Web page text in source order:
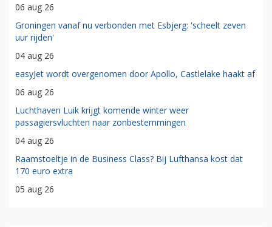
06 aug 26
Groningen vanaf nu verbonden met Esbjerg: 'scheelt zeven
uur rijden'
04 aug 26
easyJet wordt overgenomen door Apollo, Castlelake haakt af
06 aug 26
Luchthaven Luik krijgt komende winter weer
passagiersvluchten naar zonbestemmingen
04 aug 26
Raamstoeltje in de Business Class? Bij Lufthansa kost dat
170 euro extra
05 aug 26